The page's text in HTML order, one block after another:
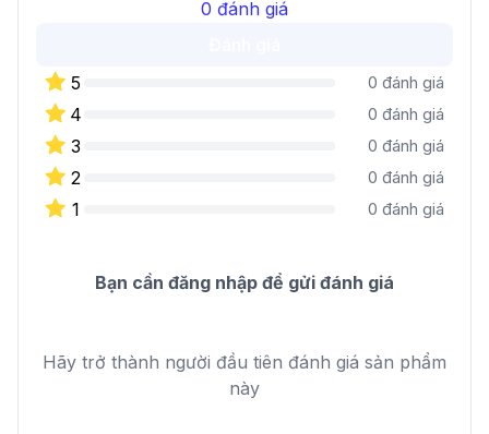
0 đánh giá
5
0 đánh giá
4 0 đánh giá
3 0 đánh giá
2 0 đánh giá
1 0 đánh giá
Bạn cần đăng nhập để gửi đánh giá
Hãy trở thành người đầu tiên đánh giá sản phẩm
này